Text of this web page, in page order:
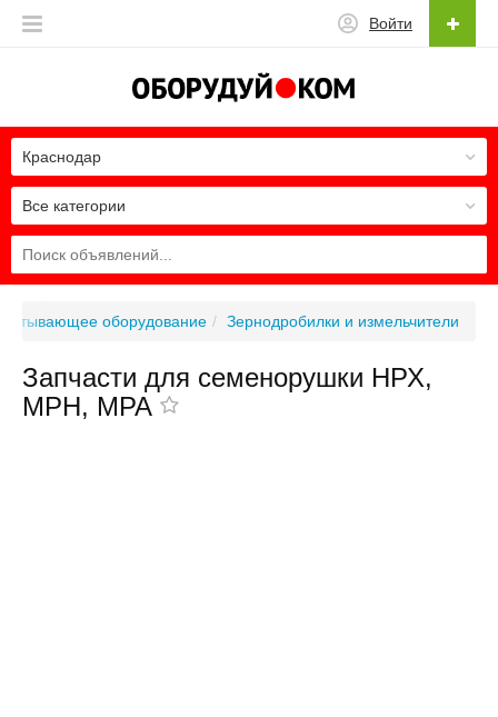
Войти
Все категории
Краснодар
оборудование Зернодробилки и измельчители
Запчасти для семенорушки НРХ,
МРН, МРА